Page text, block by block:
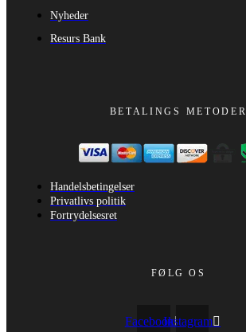
Nyheder
Resurs Bank
BETALINGS METODER
Handelsbetingelser
Privatlivs politik
Fortrydelsesret
FØLG OS
FacebookInstagram